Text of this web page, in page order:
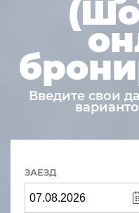
Введите свои
ЗАЕЗД